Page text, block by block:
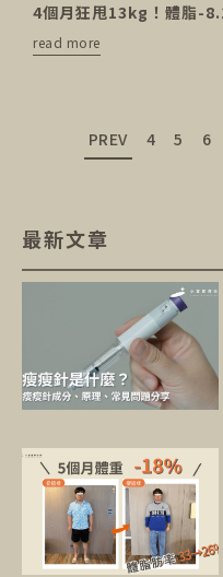
4個月狂甩13kg！體脂-
read more
PREV 4 5 6
最新文章